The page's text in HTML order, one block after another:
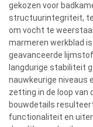
gekozen voor
structuurintegriteit,
om vocht te
marmeren werkblad
geavanceerde
langdurige stabiliteit
nauwkeurige niveaus
zetting in de loop van
bouwdetails
functionaliteit en